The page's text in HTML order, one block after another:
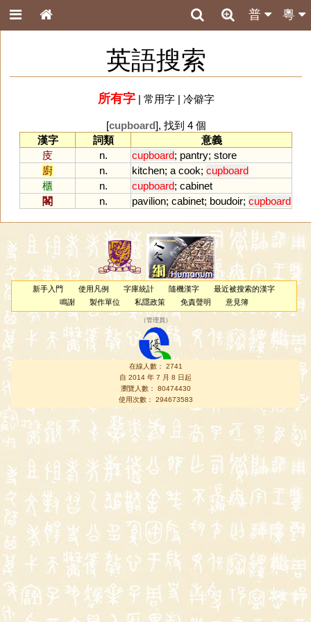
粵
普
英語搜索
所有字| 常用字| 冷僻字
[cupboard], 找到 4 個
漢字
詞類
意義
庋
n. cupboard; pantry; store
廚
n. kitchen; a cook; cupboard
櫃
n. cupboard; cabinet
閣
n. pavilion; cabinet; boudoir; cupboard
新手入門 使用凡例 字庫統計 隨機漢字
最近被搜索的漢字
鳴謝
製作單位 私隱政策 免責聲明 意見簿
（管理員 ）
在線人數： 2741
自 2014 年 7 月 8 日起
瀏覽人數： 80474430
使用次數： 294673583